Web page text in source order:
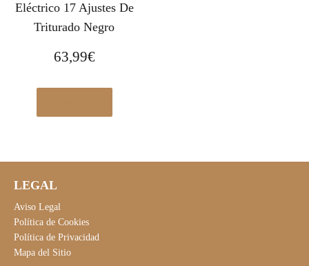
Eléctrico 17 Ajustes De
Triturado Negro
63,99€
LEGAL
Aviso Legal
Política de Cookies
Política de Privacidad
Mapa del Sitio